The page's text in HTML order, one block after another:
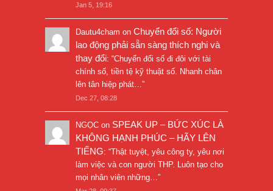
Jan 5, 19:16
Dautu4cham on Chuyển đổi số: Người
lao động phải sẵn sàng thích nghi và
thay đổi: “Chuyển đổi số đi đôi với tài
chính số, tiền tệ kỹ thuật số. Nhanh chân
lên tân hiệp phát… ”
Dec 27, 08:28
NGỌC on SPEAK UP – BỨC XÚC LÀ
KHÔNG HẠNH PHÚC – HÃY LÊN
TIẾNG: “Thật tuyệt, yêu công ty, yêu nơi
làm việc và con người THP. Luôn tạo cho
mọi nhân viên những… ”